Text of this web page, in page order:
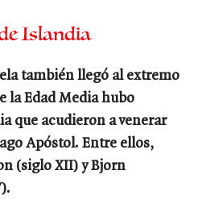
Islandia
también llegó al extremo
la Edad Media hubo
que acudieron a venerar
Apóstol. Entre ellos,
(siglo XII) y Bjorn